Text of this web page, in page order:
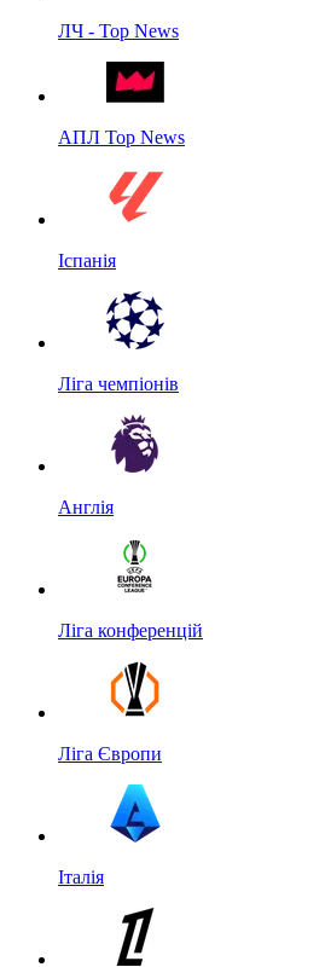
ЛЧ - Top News
АПЛ Top News
Іспанія
Ліга чемпіонів
Англія
Ліга конференцій
Ліга Європи
Італія